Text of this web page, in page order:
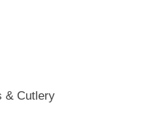
& Cutlery